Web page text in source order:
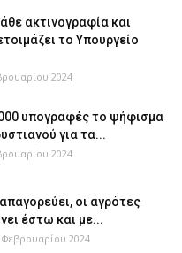
ακτινογραφία και
το Υπουργείο
2024
υπογραφές το ψήφισμα
για τα...
2024
οι αγρότες
έστω και με...
Φεβρουαρίου 2024